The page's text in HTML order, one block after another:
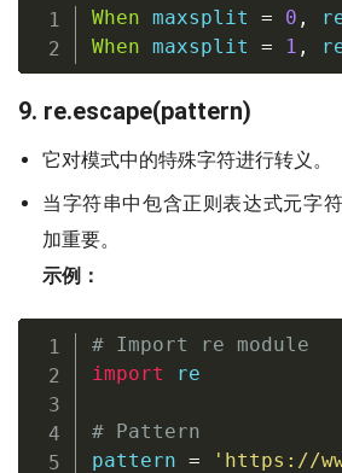
When maxsplit = 0 ,
When maxsplit = 1 ,
9. re.escape(pattern)
它对模式中的特殊字符进行转义。
当字符串中包含正则表达式元字
加重要。
示例：
# Import re module
import re
# Pattern
pattern = 'https://